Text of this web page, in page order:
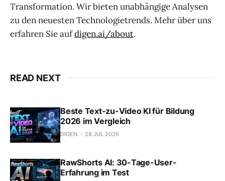
Transformation. Wir bieten unabhängige Analysen
zu den neuesten Technologietrends. Mehr über uns
erfahren Sie aufdigen.ai/about.
READ NEXT
Beste Text-zu-Video KI für Bildung
2026 im Vergleich
DIGEN 28 JUL 2026
RawShorts AI: 30-Tage-User-
Erfahrung im Test